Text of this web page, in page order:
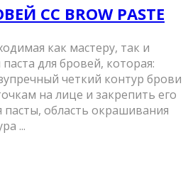
CC BROW PASTE
как мастеру, так и
для бровей, которая:
четкий контур брови
на лице и закрепить его
область окрашивания
...